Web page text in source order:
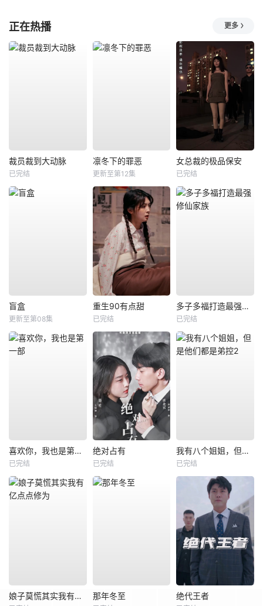
正在热播 更多
裁员裁到大动脉
已完结
凛冬下的罪恶
更新至第12集
女总裁的极品保安
已完结
盲盒
更新至第08集
重生90有点甜
已完结
多子多福打造最强修仙家族
已完结
喜欢你，我也是第一部
已完结
绝对占有
已完结
我有八个姐姐，但是他们都是弟控2
已完结
娘子莫慌其实我有亿点点修为 那年冬至 绝代王者